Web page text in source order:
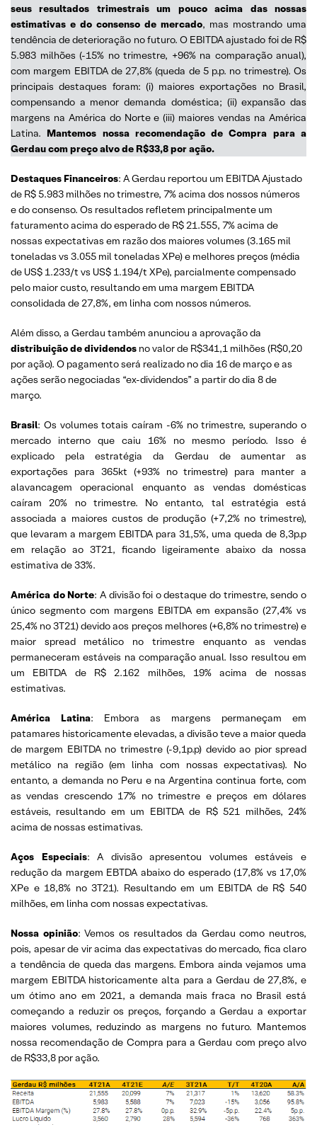
seus resultados trimestrais um pouco acima das nossas
estimativas e do consenso de mercado, mas mostrando uma
tendência de deterioração no futuro. O EBITDA ajustado foi de R$
5.983 milhões (-15% no trimestre, +96% na comparação anual),
com margem EBITDA de 27,8% (queda de 5 p.p. no trimestre). Os
principais destaques foram: (i) maiores exportações no Brasil,
compensando a menor demanda doméstica; (ii) expansão das
margens na América do Norte e (iii) maiores vendas na América
Latina. Mantemos nossa recomendação de Compra para a
Gerdau com preço alvo de R$33,8 por ação.
Destaques Financeiros: A Gerdau reportou um EBITDA Ajustado
de R$ 5.983 milhões no trimestre, 7% acima dos nossos números
e do consenso. Os resultados refletem principalmente um
faturamento acima do esperado de R$ 21.555, 7% acima de
nossas expectativas em razão dos maiores volumes (3.165 mil
toneladas vs 3.055 mil toneladas XPe) e melhores preços (média
de US$ 1.233/t vs US$ 1.194/t XPe), parcialmente compensado
pelo maior custo, resultando em uma margem EBITDA
consolidada de 27,8%, em linha com nossos números.
Além disso, a Gerdau também anunciou a aprovação da
distribuição de dividendos no valor de R$341,1 milhões (R$0,20
por ação). O pagamento será realizado no dia 16 de março e as
ações serão negociadas “ex-dividendos” a partir do dia 8 de
março.
Brasil: Os volumes totais caíram -6% no trimestre, superando o
mercado interno que caiu 16% no mesmo período. Isso é
explicado pela estratégia da Gerdau de aumentar as
exportações para 365kt (+93% no trimestre) para manter a
alavancagem operacional enquanto as vendas domésticas
caíram 20% no trimestre. No entanto, tal estratégia está
associada a maiores custos de produção (+7,2% no trimestre),
que levaram a margem EBITDA para 31,5%, uma queda de 8,3p.p
em relação ao 3T21, ficando ligeiramente abaixo da nossa
estimativa de 33%.
América do Norte: A divisão foi o destaque do trimestre, sendo o
único segmento com margens EBITDA em expansão (27,4% vs
25,4% no 3T21) devido aos preços melhores (+6,8% no trimestre) e
maior spread metálico no trimestre enquanto as vendas
permaneceram estáveis na comparação anual. Isso resultou em
um EBITDA de R$ 2.162 milhões, 19% acima de nossas
estimativas.
América Latina: Embora as margens permaneçam em
patamares historicamente elevadas, a divisão teve a maior queda
de margem EBITDA no trimestre (-9,1p.p) devido ao pior spread
metálico na região (em linha com nossas expectativas). No
entanto, a demanda no Peru e na Argentina continua forte, com
as vendas crescendo 17% no trimestre e preços em dólares
estáveis​, resultando em um EBITDA de R$ 521 milhões, 24%
acima de nossas estimativas.
Aços Especiais: A divisão apresentou volumes estáveis ​​e
redução da margem EBTDA abaixo do esperado (17,8% vs 17,0%
XPe e 18,8% no 3T21). Resultando em um EBITDA de R$ 540
milhões, em linha com nossas expectativas.
Nossa opinião: Vemos os resultados da Gerdau como neutros,
pois, apesar de vir acima das expectativas do mercado, fica claro
a tendência de queda das margens. Embora ainda vejamos uma
margem EBITDA historicamente alta para a Gerdau de 27,8%, e
um ótimo ano em 2021, a demanda mais fraca no Brasil está
começando a reduzir os preços, forçando a Gerdau a exportar
maiores volumes, reduzindo as margens no futuro. Mantemos
nossa recomendação de Compra para a Gerdau com preço alvo
de R$33,8 por ação.